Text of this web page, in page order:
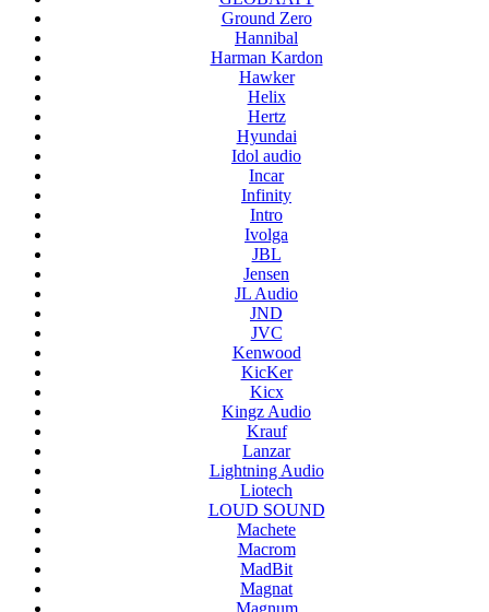
Ground Zero
Hannibal
Harman Kardon
Hawker
Helix
Hertz
Hyundai
Idol audio
Incar
Infinity
Intro
Ivolga
JBL
Jensen
JL Audio
JND
JVC
Kenwood
KicKer
Kicx
Kingz Audio
Krauf
Lanzar
Lightning Audio
Liotech
LOUD SOUND
Machete
Macrom
MadBit
Magnat